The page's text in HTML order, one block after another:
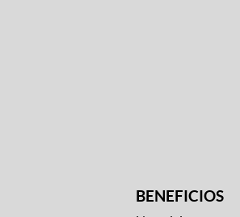
BENEFICIOS